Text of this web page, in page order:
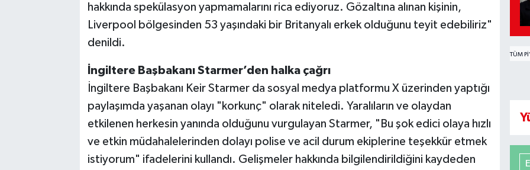
hakkında spekülasyon yapmamalarını rica ediyoruz. Gözaltına alınan kişinin,
Liverpool bölgesinden 53 yaşındaki bir Britanyalı erkek olduğunu teyit edebiliriz"
denildi.
İngiltere Başbakanı Starmer’den halka çağrı
İngiltere Başbakanı Keir Starmer da sosyal medya platformu X üzerinden yaptığı
paylaşımda yaşanan olayı "korkunç" olarak niteledi. Yaralıların ve olaydan
etkilenen herkesin yanında olduğunu vurgulayan Starmer, "Bu şok edici olaya hızlı
ve etkin müdahalelerinden dolayı polise ve acil durum ekiplerine teşekkür etmek
istiyorum" ifadelerini kullandı. Gelişmeler hakkında bilgilendirildiğini kaydeden
TÜM